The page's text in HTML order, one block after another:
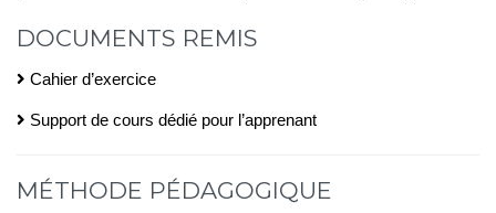
DOCUMENTS REMIS
Cahier d’exercice
Support de cours dédié pour l’apprenant
MÉTHODE PÉDAGOGIQUE